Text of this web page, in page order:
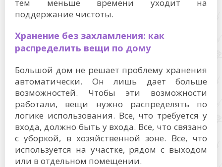
тем меньше времени уходит на
поддержание чистоты.
Хранение без захламления: как
распределить вещи по дому
Большой дом не решает проблему хранения
автоматически. Он лишь дает больше
возможностей. Чтобы эти возможности
работали, вещи нужно распределять по
логике использования. Все, что требуется у
входа, должно быть у входа. Все, что связано
с уборкой, в хозяйственной зоне. Все, что
используется на участке, рядом с выходом
или в отдельном помещении.